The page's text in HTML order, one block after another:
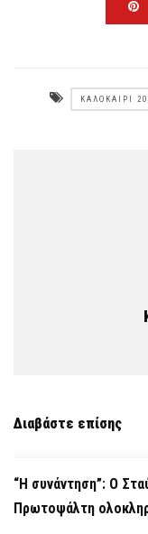
ΚΑΛΟΚΑΊΡΙ
Διαβάστε επίσης
“Η συνάντηση”: Ο
Πρωτοψάλτη